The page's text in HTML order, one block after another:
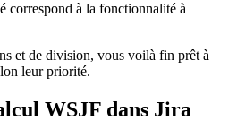
correspond à la fonctionnalité à
et de division, vous voilà fin prêt à
leur priorité.
WSJF dans Jira